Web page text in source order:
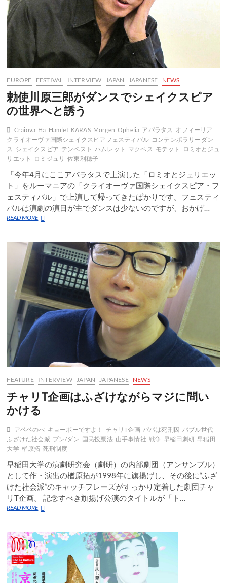
出
EUROPE FESTIVAL INTERVIEW JAPAN JAPANESE NEWS
勅使川原三郎がダンスでシェイクスピア
の世界へと誘う
Craiova Ha Hamlet KARAS Morgen Ophelia アパラタス オフィーリア
クライオーヴァ国際シェイクスピアフェスティバル コンテンポラリーダン
ス シェイクスピア テンペスト ハムレット マクベス モテット
ロミオとジュ
リエット
ロミジュリ 佐東利穂子
「今年4月にここアパラタスで上演した「ロミオとジュリエッ
ト」をルーマニアの「クライオーヴァ国際シェイクスピア・フ
ェスティバル」で上演して帰ってきたばかりです。フェスティ
バルは演劇の演目が主でダンスは少ないのですが、おかげ…
READ MORE勅
原
三
ス
で
シ
ェ
の
世
界
へ
誘
う
FEATURE INTERVIEW JAPAN JAPANESE NEWS
チャリT企画はふざけながらマジに問い
かける
アベベのべ キョーボーですよ！ チャリT企画 パパは死刑囚 バブル世代
ふざけた社会派 ブン/ダン 国民投票法 山手事情社 戦争 早稲田劇研 早稲田
大学 楢原拓 死刑制度
早稲田大学の演劇研究会（劇研）の内部劇団（アンサンブル）
として作・演出の楢原拓が1998年に旗揚げし、その後に“ふざ
けた社会派”のキャッチフレーズがすっかり定着した劇団チャ
リT企画。 記念すべき旗揚げ公演のタイトルが「ト…
READ MOREチ
T
企
画
は
ふ
ざ